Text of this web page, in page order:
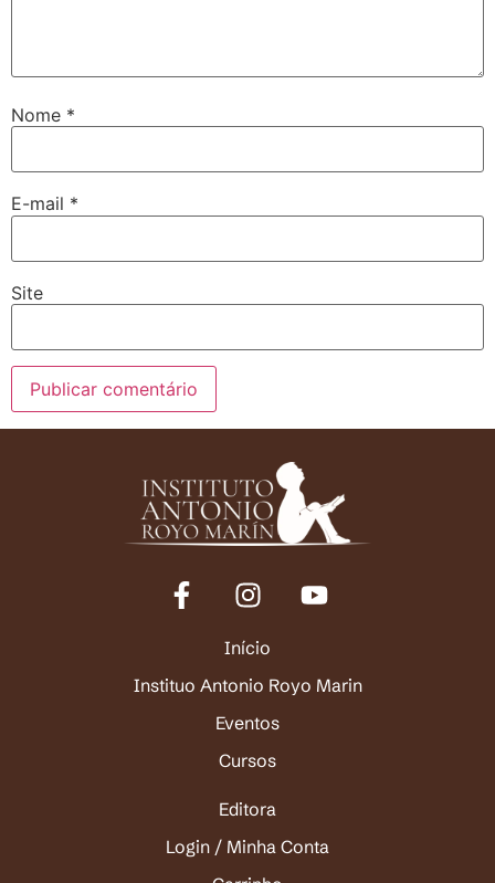
Nome *
E-mail *
Site
Início
Instituo Antonio Royo Marin
Eventos
Cursos
Editora
Login / Minha Conta